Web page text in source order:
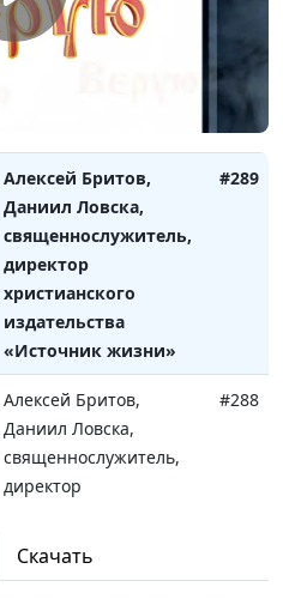
священнослужитель,
директор
Алексей Бритов,
Даниил Ловска,
священнослужитель,
директор
христианского
издательства
«Источник жизни»
#289
Алексей Бритов,
Даниил Ловска,
священнослужитель,
директор
#288
Скачать